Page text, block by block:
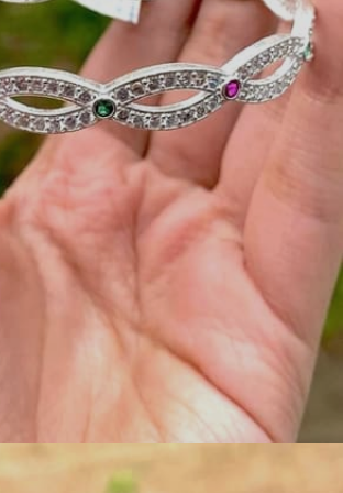
लहरिया पैटर्न चांदी के कड़े